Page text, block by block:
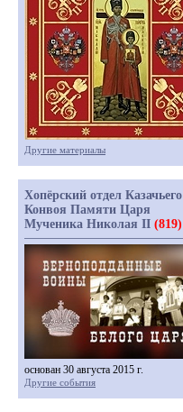
Другие материалы
Хопёрский отдел Казачьего
Конвоя Памяти Царя
Мученика Николая II (819)
основан 30 августа 2015 г.
Другие события